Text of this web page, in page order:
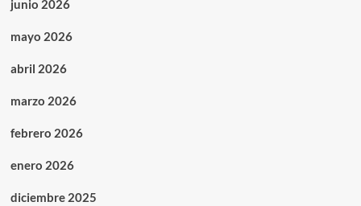
junio 2026
mayo 2026
abril 2026
marzo 2026
febrero 2026
enero 2026
diciembre 2025